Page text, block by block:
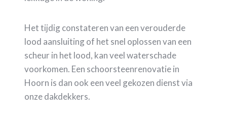
Het tijdig constateren van een verouderde
lood aansluiting of het snel oplossen van een
scheur in het lood, kan veel waterschade
voorkomen. Een schoorsteenrenovatie in
Hoorn is dan ook een veel gekozen dienst via
onze dakdekkers.